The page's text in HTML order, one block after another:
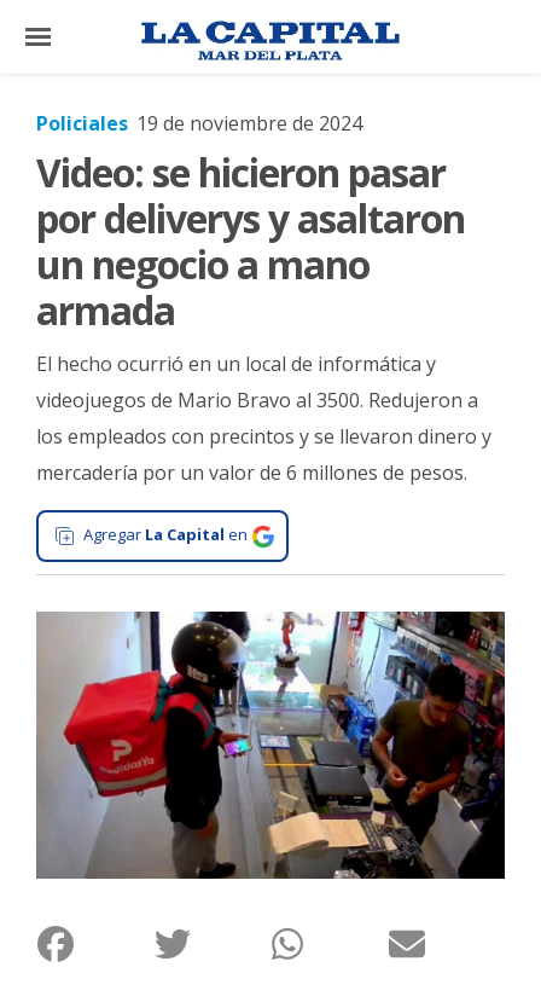
×
El
El
Mundo
La
Cultura
Tecnología
Gastronomía
Salud
Interés
Deportes
Espectáculos
Policiales
Fotos
Policiales 19 de noviembre de 2024
Video: se hicieron pasar
por deliverys y asaltaron
un negocio a mano
armada
El hecho ocurrió en un local de informática y
videojuegos de Mario Bravo al 3500. Redujeron a
los empleados con precintos y se llevaron dinero y
mercadería por un valor de 6 millones de pesos.
Agregar La Capital en